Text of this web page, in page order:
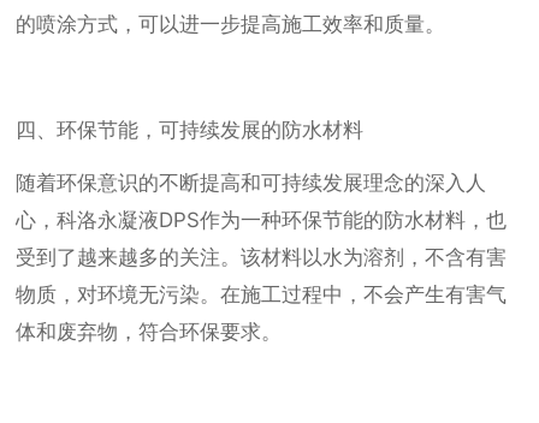
的喷涂方式，可以进一步提高施工效率和质量。
四、环保节能，可持续发展的防水材料
随着环保意识的不断提高和可持续发展理念的深入人
心，科洛永凝液DPS作为一种环保节能的防水材料，也
受到了越来越多的关注。该材料以水为溶剂，不含有害
物质，对环境无污染。在施工过程中，不会产生有害气
体和废弃物，符合环保要求。